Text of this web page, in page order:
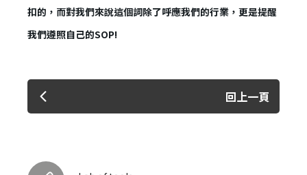
扣的，而對我們來說這個詞除了呼應我們的行業，更是提醒
我們遵照自己的SOP!
回上一頁